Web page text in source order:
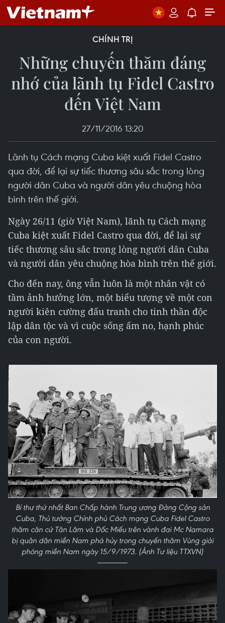
CHÍNH TRỊ
Những chuyến thăm đáng
nhớ của lãnh tụ Fidel Castro
đến Việt Nam
27/11/2016 13:20
Lãnh tụ Cách mạng Cuba kiệt xuất Fidel Castro
qua đời, để lại sự tiếc thương sâu sắc trong lòng
người dân Cuba và người dân yêu chuộng hòa
bình trên thế giới.
Ngày 26/11 (giờ Việt Nam), lãnh tụ Cách mạng
Cuba kiệt xuất Fidel Castro qua đời, để lại sự
tiếc thương sâu sắc trong lòng người dân Cuba
và người dân yêu chuộng hòa bình trên thế giới.
Cho đến nay, ông vẫn luôn là một nhân vật có
tầm ảnh hưởng lớn, một biểu tượng về một con
người kiên cường đấu tranh cho tinh thần độc
lập dân tộc và vì cuộc sống ấm no, hạnh phúc
của con người.
Bí thư thứ nhất Ban Chấp hành Trung ương Đảng Cộng sản
Cuba, Thủ tướng Chính phủ Cách mạng Cuba Fidel Castro
thăm căn cứ Tân Lâm và Dốc Miếu trên vành đai Mc Namara
bị quân dân miền Nam phá hủy trong chuyến thăm Vùng giải
phóng miền Nam ngày 15/9/1973. (Ảnh Tư liệu TTXVN)